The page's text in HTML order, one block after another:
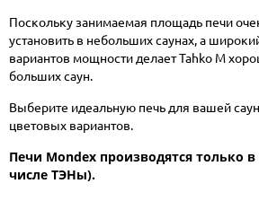
Поскольку занимаемая площадь печи
установить в небольших саунах, а
вариантов мощности делает Tahko M
больших саун.
Выберите идеальную печь для вашей
цветовых вариантов.
Печи Mondex производятся только
числе ТЭНы).